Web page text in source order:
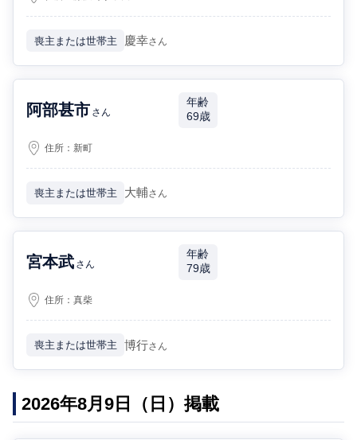
喪主または世帯主 慶幸さん
阿部甚市 さん
年齢
69歳
住所： 新町
喪主または世帯主 大輔さん
宮本武 さん
年齢
79歳
住所：真柴
喪主または世帯主 博行さん
2026年8月9日（日）掲載